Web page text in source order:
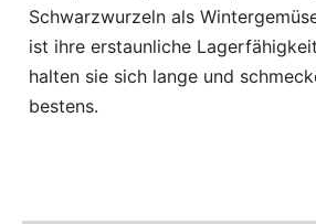
Schwarzwurzeln als
ist ihre erstaunliche
halten sie sich lange und
bestens.